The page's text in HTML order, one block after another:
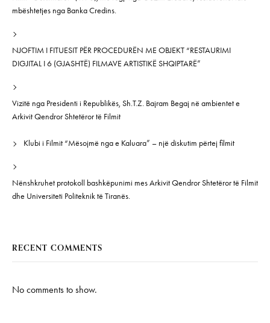
mbështetjes nga Banka Credins.
NJOFTIM I FITUESIT PËR PROCEDURËN ME OBJEKT “RESTAURIMI
DIGJITAL I 6 (GJASHTË) FILMAVE ARTISTIKË SHQIPTARË”
Vizitë nga Presidenti i Republikës, Sh.T.Z. Bajram Begaj në ambientet e
Arkivit Qendror Shtetëror të Filmit
Klubi i Filmit “Mësojmë nga e Kaluara” – një diskutim përtej filmit
Nënshkruhet protokoll bashkëpunimi mes Arkivit Qendror Shtetëror të Filmit
dhe Universiteti Politeknik të Tiranës.
RECENT COMMENTS
No comments to show.